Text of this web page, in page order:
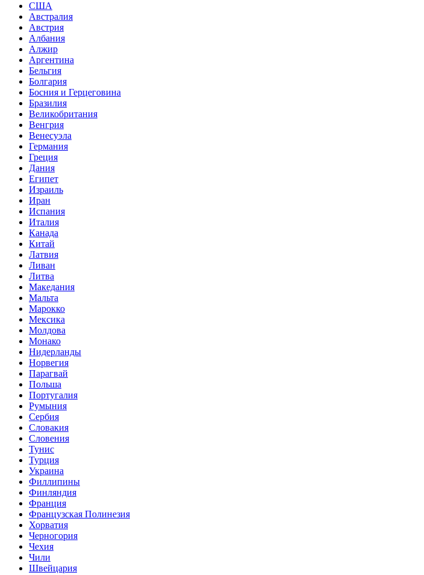
США
Австралия
Австрия
Албания
Алжир
Аргентина
Бельгия
Болгария
Босния и Герцеговина
Бразилия
Великобритания
Венгрия
Венесуэла
Германия
Греция
Дания
Египет
Израиль
Иран
Испания
Италия
Канада
Китай
Латвия
Ливан
Литва
Македания
Мальта
Марокко
Мексика
Молдова
Монако
Нидерланды
Норвегия
Парагвай
Польша
Португалия
Румыния
Сербия
Словакия
Словения
Тунис
Турция
Украина
Филлипины
Финляндия
Франция
Французская Полинезия
Хорватия
Черногория
Чехия
Чили
Швейцария